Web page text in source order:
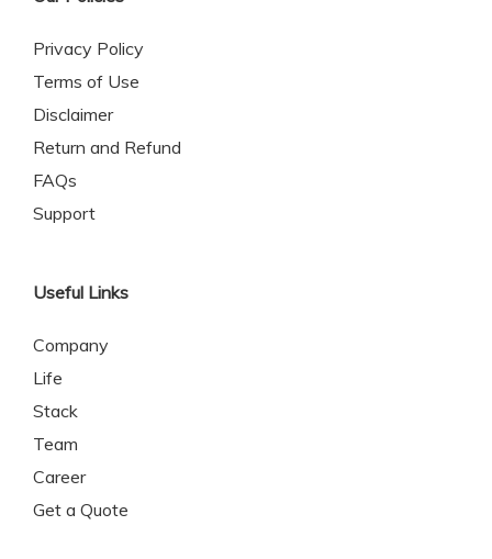
Privacy Policy
Terms of Use
Disclaimer
Return and Refund
FAQs
Support
Useful Links
Company
Life
Stack
Team
Career
Get a Quote